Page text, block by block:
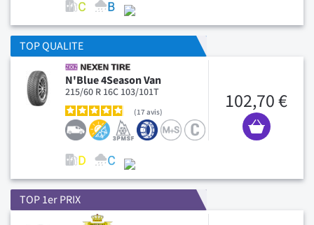
TOP QUALITE
N'Blue 4Season Van
215/60 R 16C 103/101T
17 avis 102,70 €
TOP 1er PRIX